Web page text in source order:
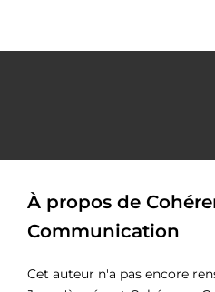
contenu
À propos de
Communication
Cet auteur n'a pas encore